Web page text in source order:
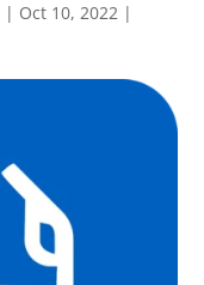
| Oct 10, 2022|